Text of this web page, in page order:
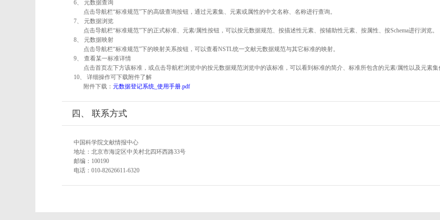
6、 元数据查询
点击导航栏“标准规范”下的高级查询按钮，通过元素集、元素或属性的中文名称、名称进行查询。
7、 元数据浏览
点击导航栏“标准规范”下的正式标准、元素/属性按钮，可以按元数据规范、按描述性元素、按辅助性元素、按属性、按Schema进行浏览。
8、 元数据映射
点击导航栏“标准规范”下的映射关系按钮，可以查看NSTL统一文献元数据规范与其它标准的映射。
9、 查看某一标准详情
点击首页左下方该标准，或点击导航栏浏览中的按元数据规范浏览中的该标准，可以看到标准的简介、标准所包含的元素/属性以及元素集
10、 详细操作可下载附件了解
附件下载： 元数据登记系统_使用手册.pdf
四、 联系方式
中国科学院文献情报中心
地址：北京市海淀区中关村北四环西路33号
邮编：100190
电话：010-82626611-6320